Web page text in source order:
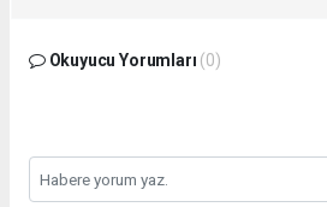
Okuyucu Yorumları (0)